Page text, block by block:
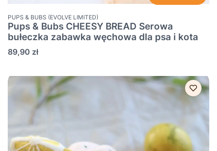
PRODUCENT
PUPS & BUBS (EVOLVE LIMITED)
Pups & Bubs CHEESY BREAD Serowa
bułeczka zabawka węchowa dla psa i kota
Cena
89,90 zł